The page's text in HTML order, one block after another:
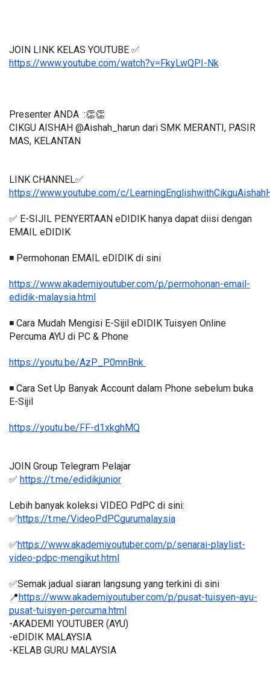
JOIN LINK KELAS YOUTUBE ✅
https://www.youtube.com/watch?v=FkyLwQPI-Nk
Presenter ANDA  :👏👏
CIKGU AISHAH @Aishah_harun dari SMK MERANTI, PASIR
MAS, KELANTAN
LINK CHANNEL✅
https://www.youtube.com/c/
✅ E-SIJIL PENYERTAAN eDIDIK hanya dapat diisi dengan
EMAIL eDIDIK
◾️ Permohonan EMAIL eDIDIK di sini
https://www.akademiyoutuber.com/p/permohonan-email-
edidik-malaysia.html
◾️ Cara Mudah Mengisi E-Sijil eDIDIK Tuisyen Online
Percuma AYU di PC & Phone
https://youtu.be/AzP_P0mnBnk
◾️ Cara Set Up Banyak Account dalam Phone sebelum buka
E-Sijil
https://youtu.be/FF-d1xkghMQ
JOIN Group Telegram Pelajar
✅ https://t.me/edidikjunior
Lebih banyak koleksi VIDEO PdPC di sini:
✅https://t.me/VideoPdPCgurumalaysia
✅https://www.akademiyoutuber.com/p/senarai-playlist-
video-pdpc-mengikut.html
✅Semak jadual siaran langsung yang terkini di sini
📍 https://www.akademiyoutuber.com/p/pusat-tuisyen-ayu-
pusat-tuisyen-percuma.html
-AKADEMI YOUTUBER (AYU)
-eDIDIK MALAYSIA
-KELAB GURU MALAYSIA